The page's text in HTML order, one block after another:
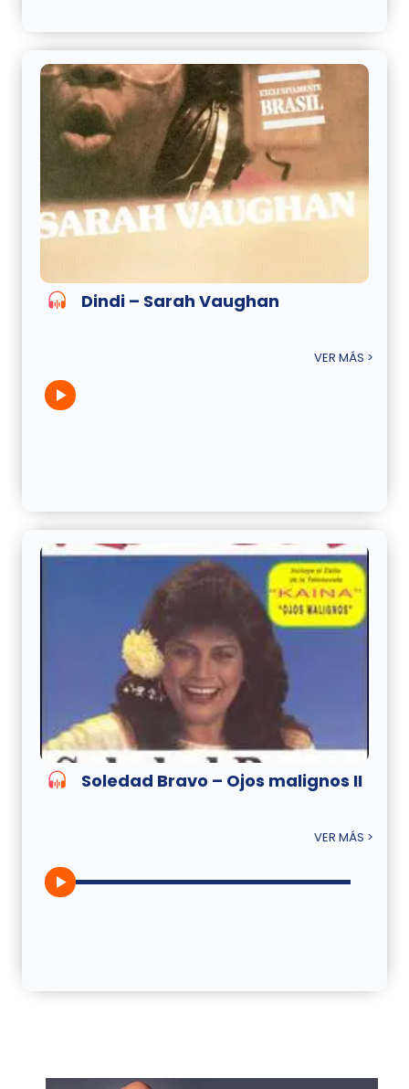
Dindi – Sarah Vaughan
VER MÁS >
Soledad Bravo – Ojos malignos II
VER MÁS >